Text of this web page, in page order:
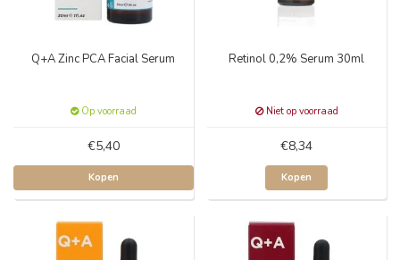
Q+A Zinc PCA Facial Serum
Op voorraad
€5,40
Kopen
Retinol 0,2% Serum 30ml
Niet op voorraad
€8,34
Kopen